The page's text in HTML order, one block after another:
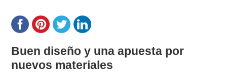
Buen diseño y una apuesta por
nuevos materiales